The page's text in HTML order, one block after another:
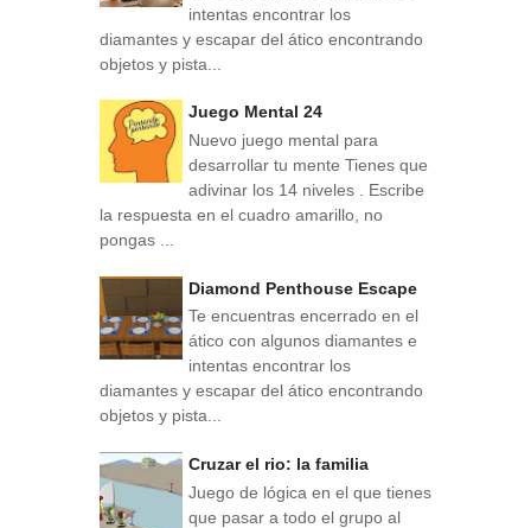
intentas encontrar los
diamantes y escapar del ático encontrando
objetos y pista...
Juego Mental 24
Nuevo juego mental para
desarrollar tu mente Tienes que
adivinar los 14 niveles . Escribe
la respuesta en el cuadro amarillo, no
pongas ...
Diamond Penthouse Escape
Te encuentras encerrado en el
ático con algunos diamantes e
intentas encontrar los
diamantes y escapar del ático encontrando
objetos y pista...
Cruzar el rio: la familia
Juego de lógica en el que tienes
que pasar a todo el grupo al